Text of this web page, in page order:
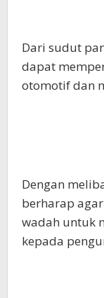
Dari sudut
dapat
otomotif dan
Dengan
berharap
wadah untuk
kepada